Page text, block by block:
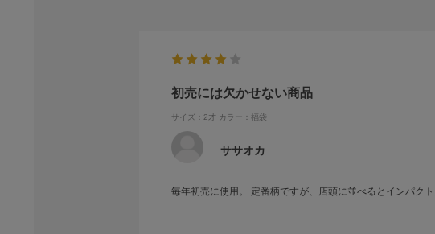
初売には欠かせない商品
サイズ：2才 カラー：福袋
ササオカ
毎年初売に使用。 定番柄ですが、店頭に並べるとインパク